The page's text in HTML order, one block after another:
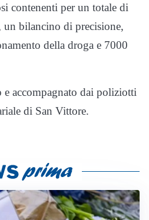
contenenti per un totale di
bilancino di precisione,
della droga e 7000
e accompagnato dai poliziotti
di San Vittore.